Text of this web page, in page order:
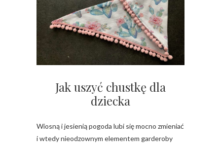
Jak uszyć chustkę dla
dziecka
Wiosną i jesienią pogoda lubi się mocno zmieniać
i wtedy nieodzownym elementem garderoby